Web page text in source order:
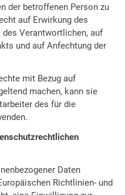
der betroffenen Person zu
auf Erwirkung des
Verantwortlichen, auf
und auf Anfechtung der
mit Bezug auf
machen, kann sie
des für die
Daten
Richtlinien- und